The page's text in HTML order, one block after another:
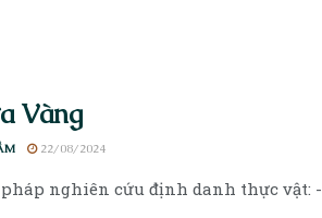
Vàng
22/08/2024
nghiên cứu định danh thực vật: